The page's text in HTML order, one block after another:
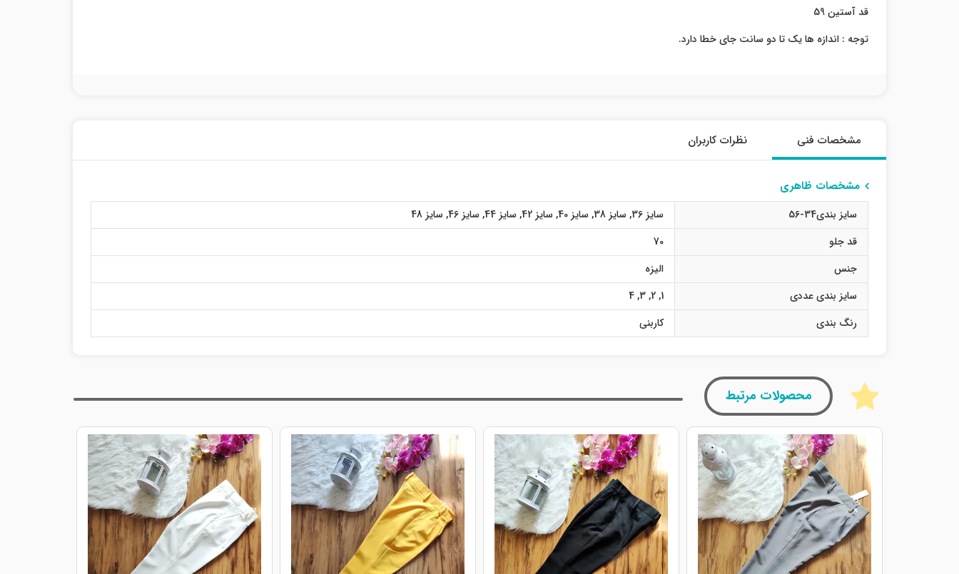
قد آستین 59
توجه : اندازه ها یک تا دو سانت جای خطا دارد.
مشخصات فنی نظرات کاربران
مشخصات ظاهری
سایز بندی34-56 سایز 36 , سایز 38 , سایز 40 , سایز 42 , سایز 44 , سایز 46 , سایز 48
قد جلو
70
جنس
الیزه
سایز بندی عددی
1
,
2
,
3
,
4
رنگ بندی
کاربنی
محصولات مرتبط